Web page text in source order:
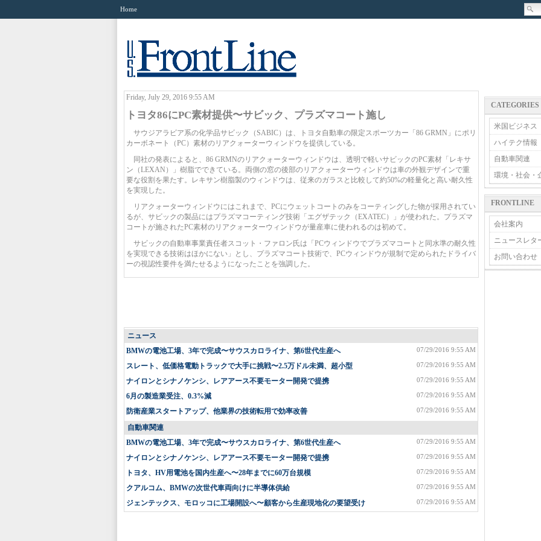
Home
Friday, July 29, 2016 9:55 AM
トヨタ86にPC素材提供〜サビック、プラズマコート施し
サウジアラビア系の化学品サビック（SABIC）は、トヨタ自動車の限定スポーツカー「86 GRMN」にポリ
カーボネート（PC）素材のリアクォーターウィンドウを提供している。
同社の発表によると、86 GRMNのリアクォーターウィンドウは、透明で軽いサビックのPC素材「レキサ
ン（LEXAN）」樹脂でできている。両側の窓の後部のリアクォーターウィンドウは車の外観デザインで重
要な役割を果たす。レキサン樹脂製のウィンドウは、従来のガラスと比較して約50%の軽量化と高い耐久性
を実現した。
リアクォーターウィンドウにはこれまで、PCにウェットコートのみをコーティングした物が採用されてい
るが、サビックの製品にはプラズマコーティング技術「エグザテック（EXATEC）」が使われた。プラズマ
コートが施されたPC素材のリアクォーターウィンドウが量産車に使われるのは初めて。
サビックの自動車事業責任者スコット・ファロン氏は「PCウィンドウでプラズマコートと同水準の耐久性
を実現できる技術はほかにない」とし、プラズマコート技術で、PCウィンドウが規制で定められたドライバ
ーの視認性要件を満たせるようになったことを強調した。
ニュース
07/29/2016 9:55 AM
BMWの電池工場、3年で完成〜サウスカロライナ、第6世代生産へ
07/29/2016 9:55 AM
スレート、低価格電動トラックで大手に挑戦〜2.5万ドル未満、超小型
07/29/2016 9:55 AM
ナイロンとシナノケンシ、レアアース不要モーター開発で提携
07/29/2016 9:55 AM
6月の製造業受注、0.3%減
07/29/2016 9:55 AM
防衛産業スタートアップ、他業界の技術転用で効率改善
自動車関連
07/29/2016 9:55 AM
BMWの電池工場、3年で完成〜サウスカロライナ、第6世代生産へ
07/29/2016 9:55 AM
ナイロンとシナノケンシ、レアアース不要モーター開発で提携
07/29/2016 9:55 AM
トヨタ、HV用電池を国内生産へ〜28年までに60万台規模
07/29/2016 9:55 AM
クアルコム、BMWの次世代車両向けに半導体供給
07/29/2016 9:55 AM
ジェンテックス、モロッコに工場開設へ〜顧客から生産現地化の要望受け
CATEGORIES
米国ビジネス
ハイテク情報
自動車関連
環境・社会・
FRONTLINE
会社案内
ニュースレタ
お問い合わせ